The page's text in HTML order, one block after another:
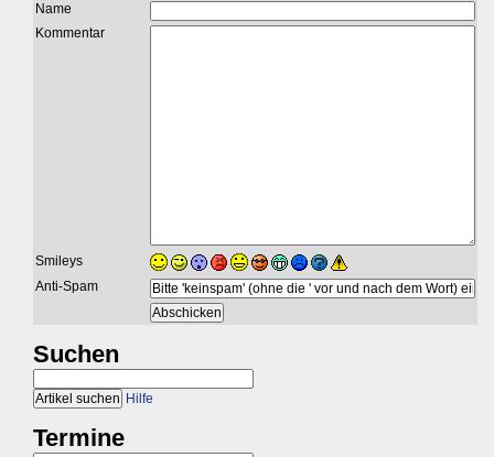
Name
Kommentar
Smileys
Anti-Spam
Suchen
Hilfe
Termine